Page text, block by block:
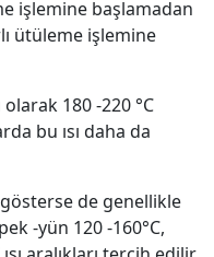
işlemine başlamadan
ütüleme işlemine
olarak 180 -220 °C
bu ısı daha da
de genellikle
-yün 120 -160°C,